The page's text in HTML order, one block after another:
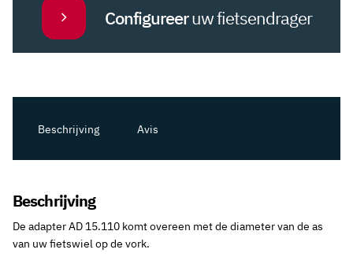
Configureeruw fietsendrager
Beschrijving Avis
Beschrijving
De adapter AD 15.110 komt overeen met de diameter van de as
van uw fietswiel op de vork.